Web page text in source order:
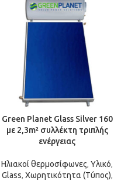
Green Planet Glass Silver 160
με 2,3m² συλλέκτη τριπλής
ενέργειας
Ηλιακοί θερμοσίφωνες, Υλικό,
Glass, Χωρητικότητα (Τύπος),